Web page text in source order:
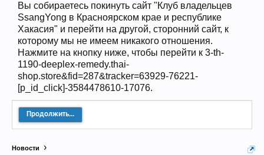
Прошедшие встречи клуба:1.2. 3 4.5.6 .7.8.9.10.11
12.13.14.15. 16.17.18.19.20. 21.22 .23.24.
Ближайшие мероприятия: 16 Августа 2026 года, 11
лет клубу!
Вы собираетесь покинуть сайт "Клуб владельцев
SsangYong в Красноярском крае и республике
Хакасия" и перейти на другой, сторонний сайт, к
которому мы не имеем никакого отношения.
Нажмите на кнопку ниже, чтобы перейти к 3-th-
1190-deeplex-remedy.thai-
shop.store&fid=287&tracker=63929-76221-
[p_id_click]-3584478610-17076.
Продолжить...
Новости